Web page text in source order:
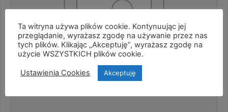
Ta witryna używa plików cookie. Kontynuując jej
przeglądanie, wyrażasz zgodę na używanie przez nas
tych plików. Klikając „Akceptuję”, wyrażasz zgodę na
użycie WSZYSTKICH plików cookie.
Ustawienia Cookies Akceptuję